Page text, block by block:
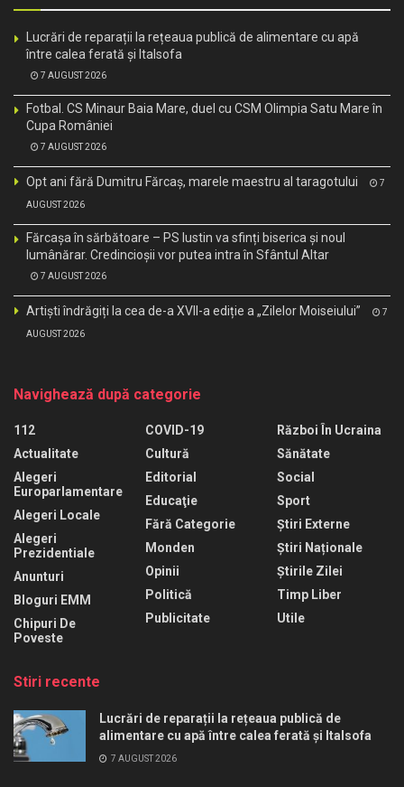
Lucrări de reparații la rețeaua publică de alimentare cu apă
între calea ferată și Italsofa
7 AUGUST 2026
Fotbal. CS Minaur Baia Mare, duel cu CSM Olimpia Satu Mare în
Cupa României
7 AUGUST 2026
Opt ani fără Dumitru Fărcaș, marele maestru al taragotului 7
AUGUST 2026
Fărcașa în sărbătoare – PS Iustin va sfinți biserica și noul
lumânărar. Credincioșii vor putea intra în Sfântul Altar
7 AUGUST 2026
Artiști îndrăgiți la cea de-a XVII-a ediție a „Zilelor Moiseiului” 7
AUGUST 2026
Navighează după categorie
112
Actualitate
Alegeri
Europarlamentare
Alegeri Locale
Alegeri
Prezidentiale
Anunturi
Bloguri EMM
Chipuri De
Poveste
COVID-19
Cultură
Editorial
Educaţie
Fără Categorie
Monden
Opinii
Politică
Publicitate
Război În Ucraina
Sănătate
Social
Sport
Știri Externe
Știri Naționale
Știrile Zilei
Timp Liber
Utile
Stiri recente
Lucrări de reparații la rețeaua publică de
alimentare cu apă între calea ferată și Italsofa
7 AUGUST 2026